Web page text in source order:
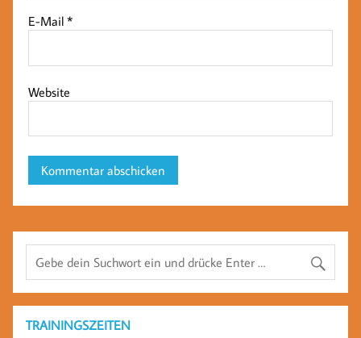
E-Mail*
Website
TRAININGSZEITEN